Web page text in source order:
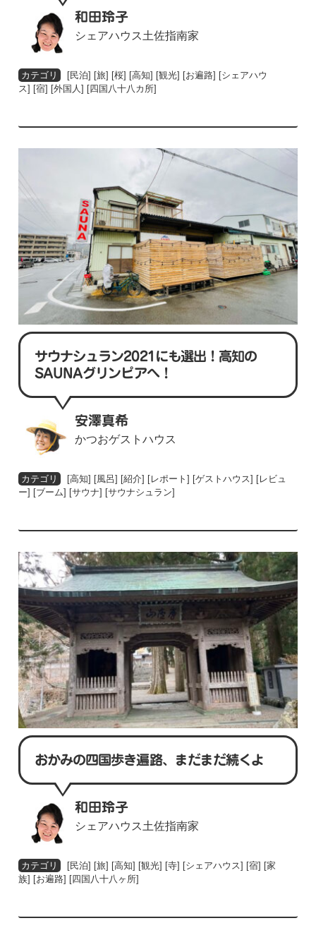
和田玲子
シェアハウス土佐指南家
[民泊] [旅] [桜] [高知] [観光] [お遍路] [シェアハウ
ス] [宿] [外国人] [四国八十八カ所]
サウナシュラン2021にも選出！高知の
SAUNAグリンピアへ！
安澤真希
かつおゲストハウス
[高知] [風呂] [紹介] [レポート] [ゲストハウス] [レビュ
ー] [ブーム] [サウナ] [サウナシュラン]
おかみの四国歩き遍路、まだまだ続くよ
和田玲子
シェアハウス土佐指南家
[民泊] [旅] [高知] [観光] [寺] [シェアハウス] [宿] [家
族] [お遍路] [四国八十八ヶ所]